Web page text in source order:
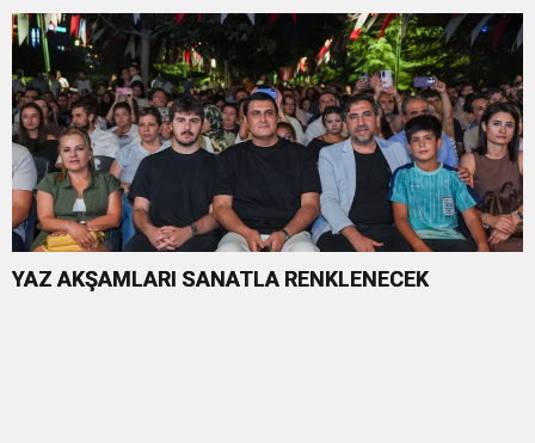
YAZ AKŞAMLARI SANATLA RENKLENECEK